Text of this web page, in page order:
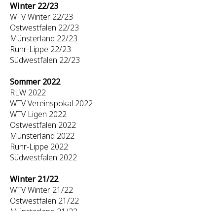
Winter 22/23
WTV Winter 22/23
Ostwestfalen 22/23
Münsterland 22/23
Ruhr-Lippe 22/23
Südwestfalen 22/23
Sommer 2022
RLW 2022
WTV Vereinspokal 2022
WTV Ligen 2022
Ostwestfalen 2022
Münsterland 2022
Ruhr-Lippe 2022
Südwestfalen 2022
Winter 21/22
WTV Winter 21/22
Ostwestfalen 21/22